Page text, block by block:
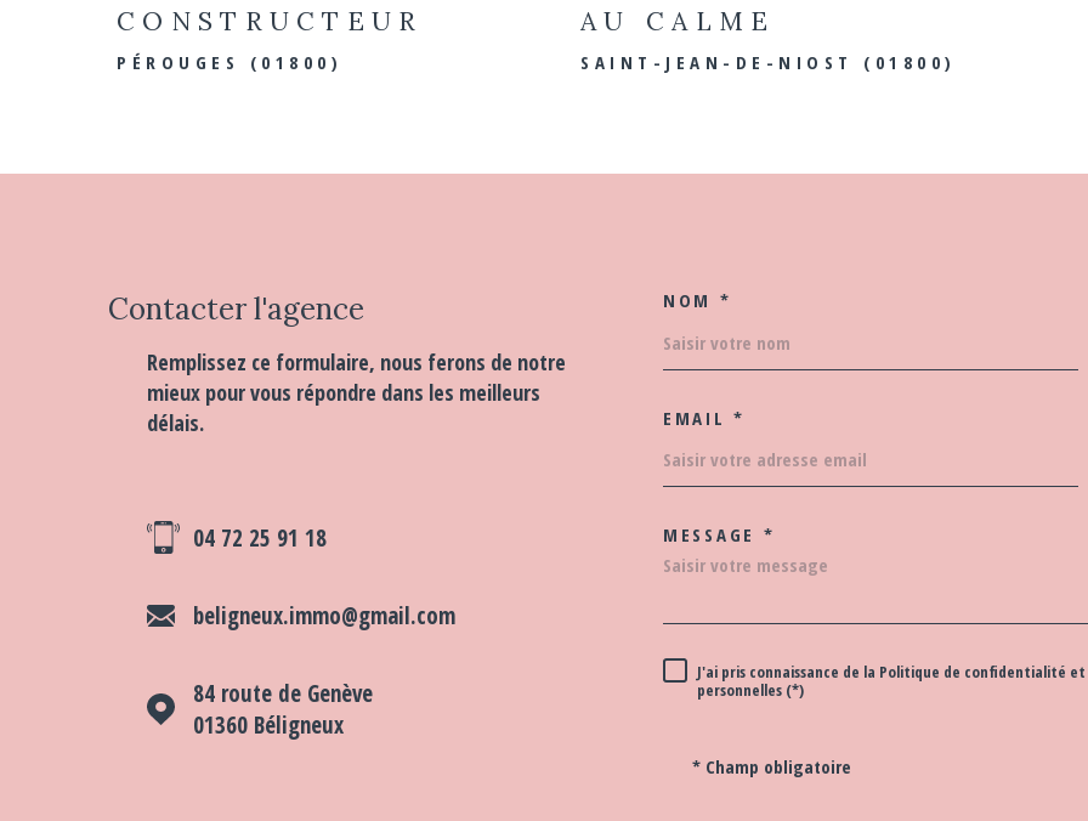
CONSTRUCTEUR
PÉROUGES (01800)
AU CALME
SAINT-JEAN-DE-NIOST (01800)
Contacterl'agence
Remplissez ce formulaire, nous ferons de notre
mieux pour vous répondre dans les meilleurs
délais.
04 72 25 91 18
beligneux.immo@gmail.com
84 route de Genève
01360 Béligneux
NOM *
EMAIL *
MESSAGE *
RÈGLEMENTATION
J'ai pris connaissance de la Politique de confidentialité
personnelles (*)
* Champ obligatoire